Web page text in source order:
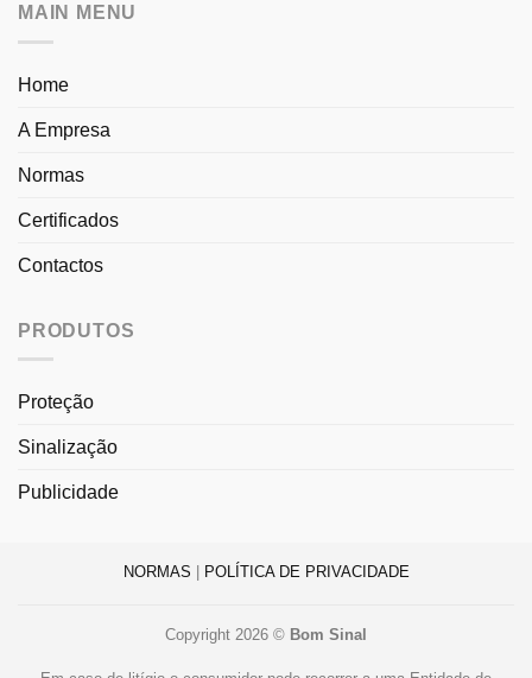
MAIN MENU
Home
A Empresa
Normas
Certificados
Contactos
PRODUTOS
Proteção
Sinalização
Publicidade
NORMAS POLÍTICA DE PRIVACIDADE
Copyright 2026 © Bom Sinal